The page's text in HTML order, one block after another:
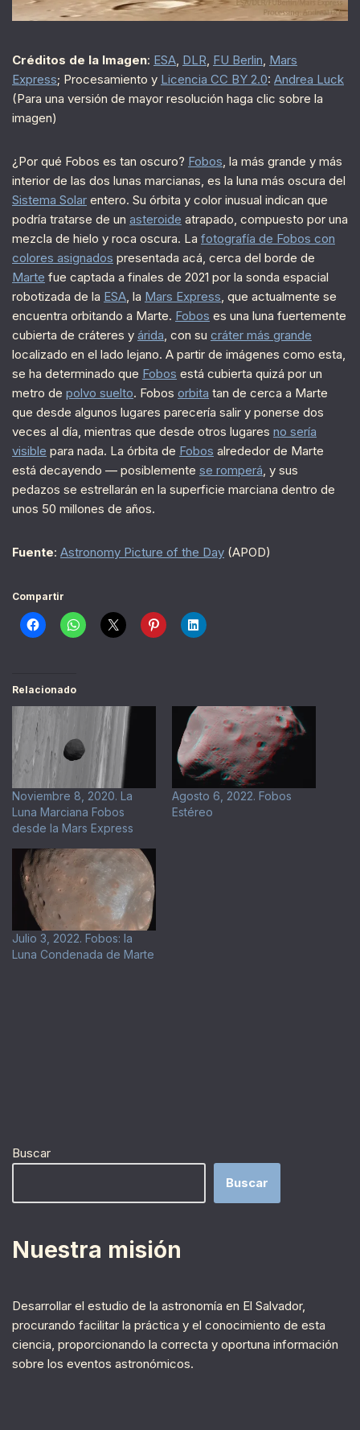
Créditos de la Imagen: ESA DLR FU Berlin Mars
Express; Procesamiento y Licencia CC BY 2.0: Andrea Luck
(Para una versión de mayor resolución haga clic sobre la
imagen)
¿Por qué Fobos es tan oscuro? Fobos , la más grande y más
interior de las dos lunas marcianas, es la luna más oscura del
Sistema Solar entero. Su órbita y color inusual indican que
podría tratarse de un asteroide atrapado, compuesto por una
mezcla de hielo y roca oscura. La fotografía de Fobos con
colores asignados presentada acá, cerca del borde de
Marte fue captada a finales de 2021 por la sonda espacial
robotizada de la ESA , la Mars Express , que actualmente se
encuentra orbitando a Marte. Fobos es una luna fuertemente
cubierta de cráteres y árida , con su cráter más grande
localizado en el lado lejano. A partir de imágenes como esta,
se ha determinado que Fobos está cubierta quizá por un
metro de polvo suelto. Fobos orbita tan de cerca a Marte
que desde algunos lugares parecería salir y ponerse dos
veces al día, mientras que desde otros lugares no sería
visible para nada. La órbita de Fobos alrededor de Marte
está decayendo — posiblemente se romperá , y sus
pedazos se estrellarán en la superficie marciana dentro de
unos 50 millones de años.
Fuente: Astronomy Picture of the Day (APOD)
Compartir
Relacionado
Noviembre 8, 2020. La
Luna Marciana Fobos
desde la Mars Express
Agosto 6, 2022. Fobos
Estéreo
Julio 3, 2022. Fobos: la
Luna Condenada de Marte
Buscar
Buscar
Nuestra misión
Desarrollar el estudio de la astronomía en El Salvador,
procurando facilitar la práctica y el conocimiento de esta
ciencia, proporcionando la correcta y oportuna información
sobre los eventos astronómicos.